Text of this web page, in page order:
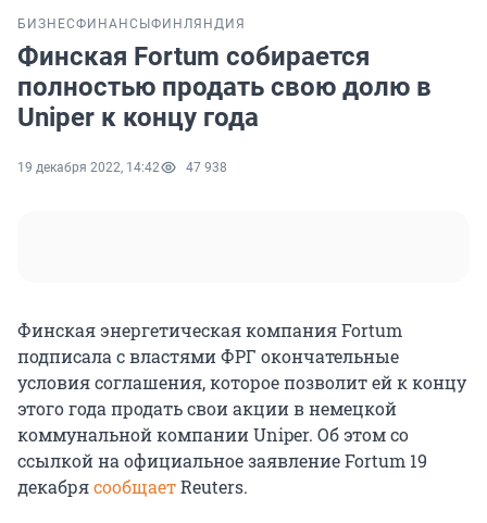
БИЗНЕСФИНАНСЫ ФИНЛЯНДИЯ
Финская Fortum собирается
полностью продать свою долю в
Uniper к концу года
19 декабря 2022, 14:42 47 938
Финская энергетическая компания Fortum
подписала с властями ФРГ окончательные
условия соглашения, которое позволит ей к концу
этого года продать свои акции в немецкой
коммунальной компании Uniper. Об этом со
ссылкой на официальное заявление Fortum 19
декабрясообщаетReuters.